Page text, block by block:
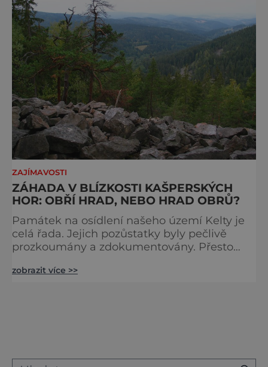
ZAJÍMAVOSTI
ZÁHADA V BLÍZKOSTI KAŠPERSKÝCH
HOR: OBŘÍ HRAD, NEBO HRAD OBRŮ?
Památek na osídlení našeho území Kelty je
celá řada. Jejich pozůstatky byly pečlivě
prozkoumány a zdokumentovány. Přesto
Keltům, se zcela vymyká dosavadním
zobrazit více >>